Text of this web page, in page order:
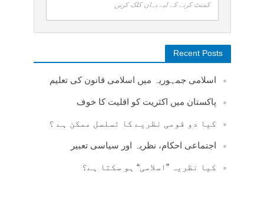
کمنٹ کرنے کے لیے یہاں کلک کریں
Recent Posts
اسلامی جمہوریہ میں اسلامی قانون کی تعلیم
پاکستان میں اکثریت کو اقلیت کا خوف
کیا دو قومی نظریے کا تسلسل ممکن ہے ؟
اجتماعی احکام، نظریہ اور سیاسی تعبیر
کیا نظریہ ”اسلامی“ ہو سکتا ہے؟